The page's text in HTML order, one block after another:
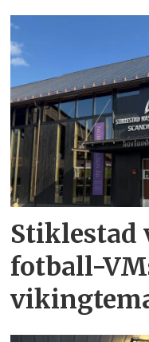
Stiklestad
fotball-